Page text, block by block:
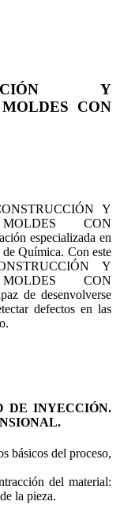
Y
CON
Y
CON
especializada en
Química. Con este
Y
CON
de desenvolverse
defectos en las
DE INYECCIÓN.
básicos del proceso,
del material:
la pieza.